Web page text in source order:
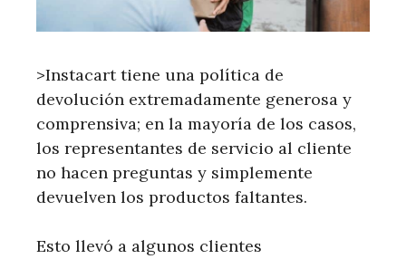
>Instacart tiene una política de
devolución extremadamente generosa y
comprensiva; en la mayoría de los casos,
los representantes de servicio al cliente
no hacen preguntas y simplemente
devuelven los productos faltantes.
Esto llevó a algunos clientes